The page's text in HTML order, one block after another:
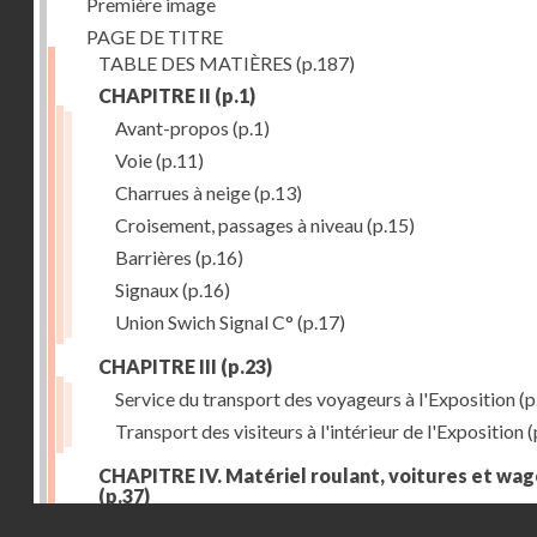
PAGE DE TITRE
TABLE DES MATIÈRES (p.187)
CHAPITRE II (p.1)
Avant-propos (p.1)
Voie(p.11)
Charrues à neige(p.13)
Croisement, passages à niveau(p.15)
Barrières (p.16)
Signaux(p.16)
Union Swich Signal C° (p.17)
CHAPITRE III (p.23)
Service du transport des voyageurs à l'Exposition
Transport des visiteurs à l'intérieur de l'Exposition
CHAPITRE IV. Matériel roulant, voitures et
(p.37)